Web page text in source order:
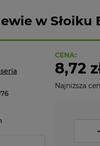
w Słoiku
CENA:
8,72
Najniższa
-